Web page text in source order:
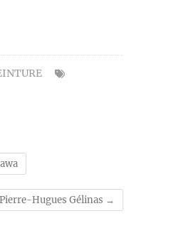
Pierre-Hugues Gélinas →